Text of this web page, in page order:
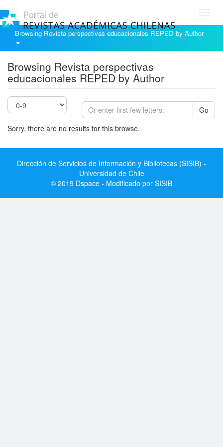
Browsing Revista perspectivas educacionales REPED by Author
Browsing Revista perspectivas
educacionales REPED by Author
Go
Sorry, there are no results for this browse.
Dirección de Servicios de Información y Bibliotecas (SISIB) -
Universidad de Chile
© 2019 Dspace - Modificado por SISIB